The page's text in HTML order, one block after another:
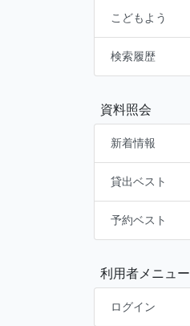
こどもよう
検索履歴
資料照会
新着情報
貸出ベスト
予約ベスト
利用者メニュー
ログイン